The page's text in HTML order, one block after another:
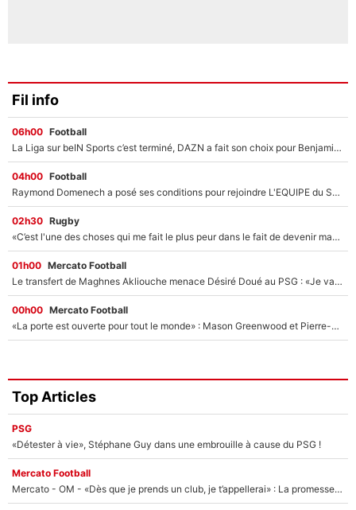
Fil info
06h00 Football
La Liga sur beIN Sports c’est terminé, DAZN a fait son choix pour Benjamin Da Silva et Omar Da Fonseca !
04h00 Football
Raymond Domenech a posé ses conditions pour rejoindre L'EQUIPE du Soir : Il refuse de faire l'émission avec un autre chroniqueur !
02h30 Rugby
«C’est l'une des choses qui me fait le plus peur dans le fait de devenir maman» : En couple avec Antoine Dupont, Iris Mittenaere s'inquiète déjà pour ses futurs enfants !
01h00 Mercato Football
Le transfert de Maghnes Akliouche menace Désiré Doué au PSG : «Je valide à 200%»
00h00 Mercato Football
«La porte est ouverte pour tout le monde» : Mason Greenwood et Pierre-Emerick Aubameyang ont quitté l'OM, Amine Gouiri balance sur la suite du mercato et sur la réaction du vestiaire !
Top Articles
PSG
«Détester à vie», Stéphane Guy dans une embrouille à cause du PSG !
Mercato Football
Mercato - OM - «Dès que je prends un club, je t’appellerai» : La promesse de Marcelino au moment de claquer la porte